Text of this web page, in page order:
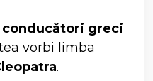
greci
vorbi limba
.